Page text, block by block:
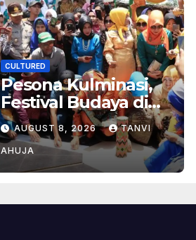
CULTURED
Pesona Kulminasi,
Festival Budaya di
Jantung Kalimantan
AUGUST 8, 2026 TANVI
AHUJA